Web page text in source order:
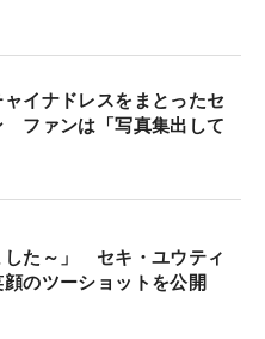
イナドレスをまとったセ
ファンは「写真集出して
した～」 セキ・ユウティ
のツーショットを公開